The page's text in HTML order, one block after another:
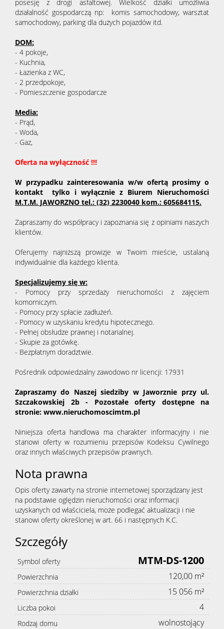
posesję z drogi asfaltowej. Wielkość działki umożliwia
działalność gospodarczą np: komis samochodowy, warsztat
samochodowy, parking dla dużych pojazdów itd.
DOM:
- 4 pokoje,
- Kuchnia,
- Łazienka z WC,
- 2 przedpokoje,
- Pomieszczenie gospodarcze
Media:
- Prąd,
- Woda,
- Gaz,
Oferta na wyłączność !!!
W przypadku zainteresowania w/w ofertą prosimy o
kontakt tylko i wyłącznie z Biurem Nieruchomości
M.T.M. JAWORZNO tel.: (32) 2230040 kom.: 605684115.
Zapraszamy do współpracy i zapoznania się z opiniami naszych
klientów.
Oferujemy najniższą prowizje w Twoim mieście, ustalaną
indywidualnie dla każdego klienta.
Specjalizujemy się w:
- Pomocy przy sprzedaży nieruchomości z zajęciem
komorniczym.
- Pomocy przy spłacie zadłużeń.
- Pomocy w uzyskaniu kredytu hipotecznego.
- Pełnej obsłudze prawnej i notarialnej.
- Skupie za gotówkę.
- Bezpłatnym doradztwie.
Pośrednik odpowiedzialny zawodowo nr licencji: 17931
Zapraszamy do Naszej siedziby w Jaworznie przy ul.
Szczakowskiej 2b - Pozostałe oferty dostępne na
stronie: www.nieruchomoscimtm.pl
Niniejsza oferta handlowa ma charakter informacyjny i nie
stanowi oferty w rozumieniu przepisów Kodeksu Cywilnego
oraz innych właściwych przepisów prawnych.
Nota prawna
Opis oferty zawarty na stronie internetowej sporządzany jest
na podstawie oględzin nieruchomości oraz informacji
uzyskanych od właściciela, może podlegać aktualizacji i nie
stanowi oferty określonej w art. 66 i następnych K.C.
Szczegóły
Symbol oferty MTM-DS-1200
Powierzchnia 120,00 m²
Powierzchnia działki 15 056 m²
Liczba pokoi 4
Rodzaj domu wolnostojący